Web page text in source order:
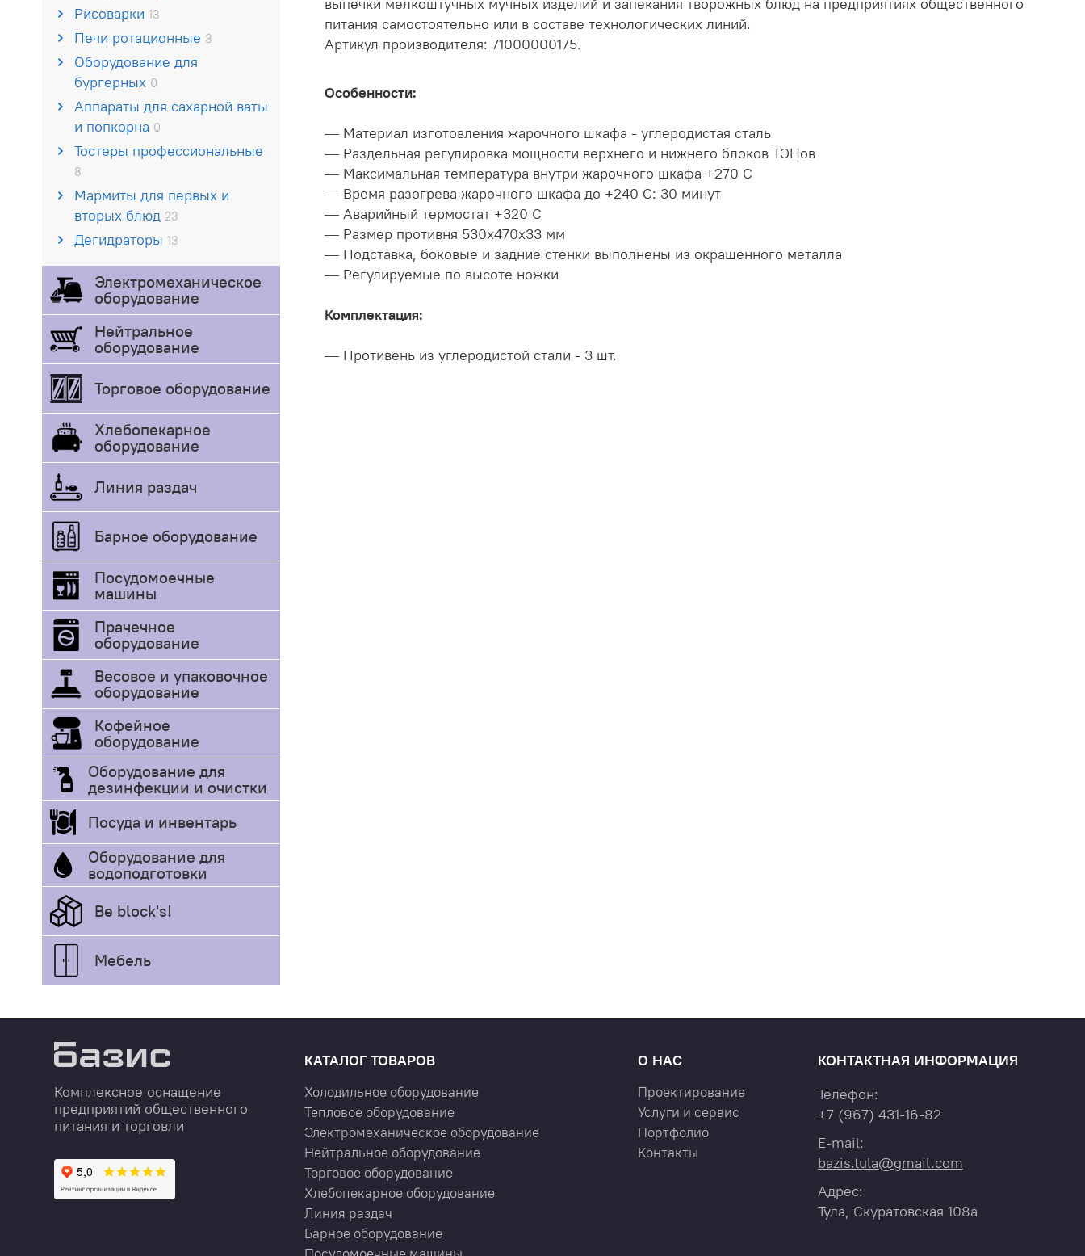
Рисоварки 13
Печи ротационные 3
Оборудование для
бургерных 0
Аппараты для сахарной ваты
и попкорна 0
Тостеры профессиональные
8
Мармиты для первых и
вторых блюд 23
Дегидраторы 13
Электромеханическое
оборудование
Нейтральное
оборудование
Торговое оборудование
Хлебопекарное
оборудование
Линия раздач
Барное оборудование
Посудомоечные
машины
Прачечное
оборудование
Весовое и упаковочное
оборудование
Кофейное
оборудование
Оборудование для
дезинфекции и очистки
Посуда и инвентарь
Оборудование для
водоподготовки
Be block's!
Мебель
питания самостоятельно или в составе технологических линий.
Артикул производителя: 71000000175.
Особенности:
— Материал изготовления жарочного шкафа - углеродистая сталь
— Раздельная регулировка мощности верхнего и нижнего блоков ТЭНов
— Максимальная температура внутри жарочного шкафа +270 С
— Время разогрева жарочного шкафа до +240 С: 30 минут
— Аварийный термостат +320 С
— Размер противня 530х470х33 мм
— Подставка, боковые и задние стенки выполнены из окрашенного металла
— Регулируемые по высоте ножки
Комплектация:
— Противень из углеродистой стали - 3 шт.
Комплексное оснащение
предприятий общественного
питания и торговли
КАТАЛОГ ТОВАРОВ
Холодильное оборудование
Тепловое оборудование
Электромеханическое оборудование
Нейтральное оборудование
Торговое оборудование
Хлебопекарное оборудование
Линия раздач
Барное оборудование
О НАС
Проектирование
Услуги и сервис
Портфолио
Контакты
КОНТАКТНАЯ ИНФОРМАЦИЯ
Телефон:
+7 (967) 431-16-82
E-mail:
bazis.tula@gmail.com
Адрес:
Тула, Скуратовская 108а